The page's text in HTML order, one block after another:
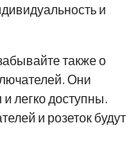
и
также о
Они
легко доступны.
и розеток будут